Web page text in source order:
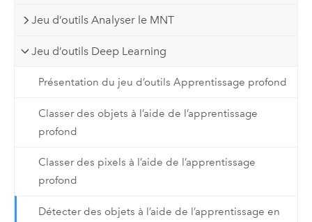
Jeu d’outils Analyser le MNT
Jeu d’outils Deep Learning
Présentation du jeu d’outils Apprentissage profond
Classer des objets à l’aide de l’apprentissage
profond
Classer des pixels à l’aide de l’apprentissage
profond
Détecter des objets à l’aide de l’apprentissage en